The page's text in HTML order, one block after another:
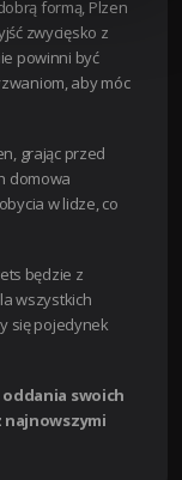
formą, Plzen
zwycięsko z
powinni być
aby móc
grając przed
domowa
w lidze, co
będzie z
wszystkich
się pojedynek
swoich
najnowszymi